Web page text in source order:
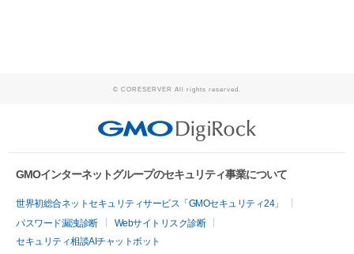
© CORESERVER All rights reserved.
GMOインターネットグループのセキュリティ事業について
世界初総合ネットセキュリティサービス「GMOセキュリティ24」
パスワード漏洩診断
Webサイトリスク診断
セキュリティ相談AIチャットボット